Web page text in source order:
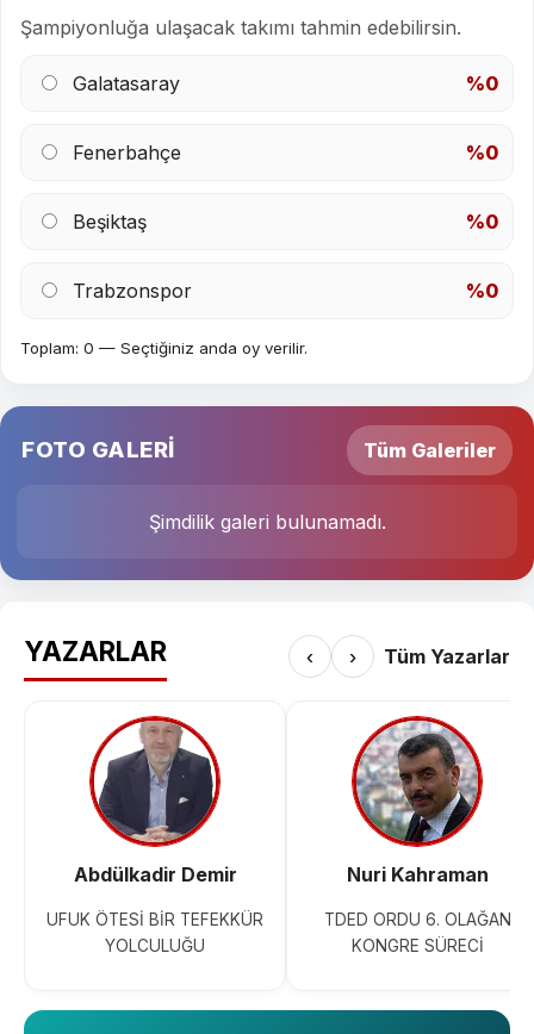
Şampiyonluğa ulaşacak takımı tahmin edebilirsin.
Galatasaray %0
Fenerbahçe %0
Beşiktaş %0
Trabzonspor %0
Toplam: 0 — Seçtiğiniz anda oy verilir.
FOTO GALERİ Tüm Galeriler
Şimdilik galeri bulunamadı.
YAZARLAR ‹ › Tüm Yazarlar
Abdülkadir Demir
UFUK ÖTESİ BİR TEFEKKÜR
YOLCULUĞU
Nuri Kahraman
TDED ORDU 6. OLAĞAN
KONGRE SÜRECİ